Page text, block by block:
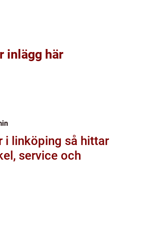
inlägg här
så hittar
service och